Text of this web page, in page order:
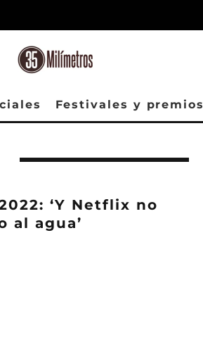
Festivales y premios
‘Y Netflix no
al agua’